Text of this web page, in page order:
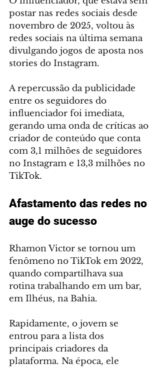
postar nas redes sociais desde
novembro de 2025, voltou às
redes sociais na última semana
divulgando jogos de aposta nos
stories do Instagram.
A repercussão da publicidade
entre os seguidores do
influenciador foi imediata,
gerando uma onda de críticas ao
criador de conteúdo que conta
com 3,1 milhões de seguidores
no Instagram e 13,3 milhões no
TikTok.
Afastamento das redes no
auge do sucesso
Rhamon Victor se tornou um
fenômeno no TikTok em 2022,
quando compartilhava sua
rotina trabalhando em um bar,
em Ilhéus, na Bahia.
Rapidamente, o jovem se
entrou para a lista dos
principais criadores da
plataforma. Na época, ele